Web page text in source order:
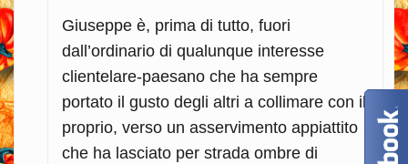
Giuseppe è, prima di tutto, fuori
dall’ordinario di qualunque interesse
clientelare-paesano che ha sempre
portato il gusto degli altri a collimare con il
proprio, verso un asservimento appiattito
che ha lasciato per strada ombre di